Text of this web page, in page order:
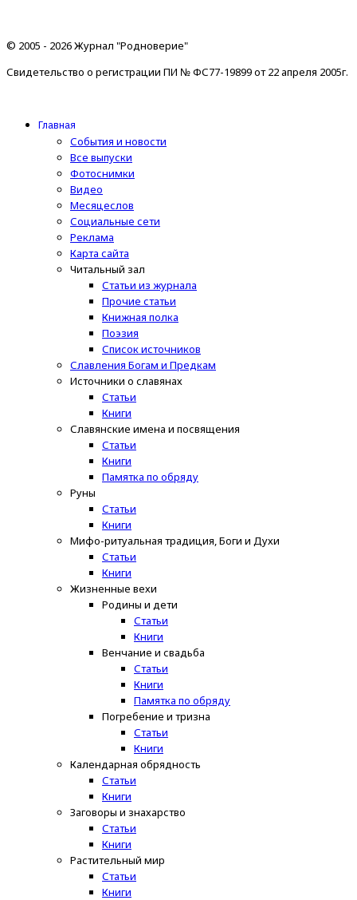
© 2005 - 2026 Журнал "Родноверие"
Свидетельство о регистрации ПИ № ФС77-19899 от 22 апреля 2005г.
Главная
События и новости
Все выпуски
Фотоснимки
Видео
Месяцеслов
Социальные сети
Реклама
Карта сайта
Читальный зал
Статьи из журнала
Прочие статьи
Книжная полка
Поэзия
Список источников
Славления Богам и Предкам
Источники о славянах
Статьи
Книги
Славянские имена и посвящения
Статьи
Книги
Памятка по обряду
Руны
Статьи
Книги
Мифо-ритуальная традиция, Боги и Духи
Статьи
Книги
Жизненные вехи
Родины и дети
Статьи
Книги
Венчание и свадьба
Статьи
Книги
Памятка по обряду
Погребение и тризна
Статьи
Книги
Календарная обрядность
Статьи
Книги
Заговоры и знахарство
Статьи
Книги
Растительный мир
Статьи
Книги